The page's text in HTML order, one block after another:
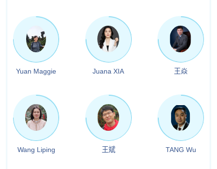
Yuan Maggie Juana XIA 王焱
Wang Liping 王斌 TANG Wu